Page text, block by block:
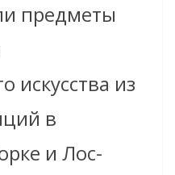
предметы
искусства из
в
и Лос-